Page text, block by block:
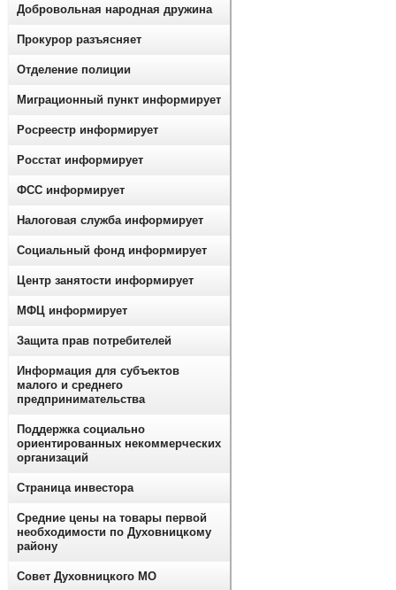
Добровольная народная дружина
Прокурор разъясняет
Отделение полиции
Миграционный пункт информирует
Росреестр информирует
Росстат информирует
ФСС информирует
Налоговая служба информирует
Социальный фонд информирует
Центр занятости информирует
МФЦ информирует
Защита прав потребителей
Информация для субъектов
малого и среднего
предпринимательства
Поддержка социально
ориентированных некоммерческих
организаций
Страница инвестора
Средние цены на товары первой
необходимости по Духовницкому
району
Совет Духовницкого МО